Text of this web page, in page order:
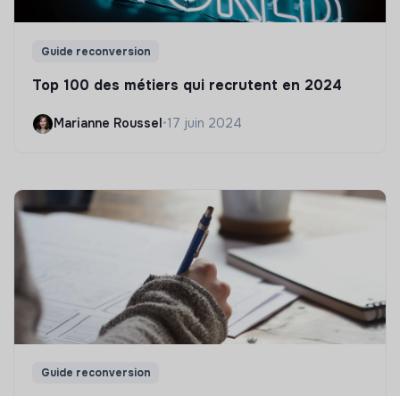
Guide reconversion
Top 100 des métiers qui recrutent en 2024
Marianne Roussel •17 juin 2024
Guide reconversion